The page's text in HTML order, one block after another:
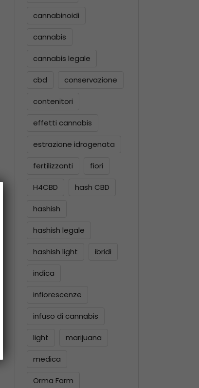
cannabinoidi
cannabis
cannabis legale
cbd conservazione
contenitori
effetti cannabis
estrazione idrogenata
fertilizzanti fiori
H4CBD hash CBD
hashish
hashish legale
hashish light ibridi
indica
infiorescenze
infuso di cannabis
light marijuana
medica
Orma Farm